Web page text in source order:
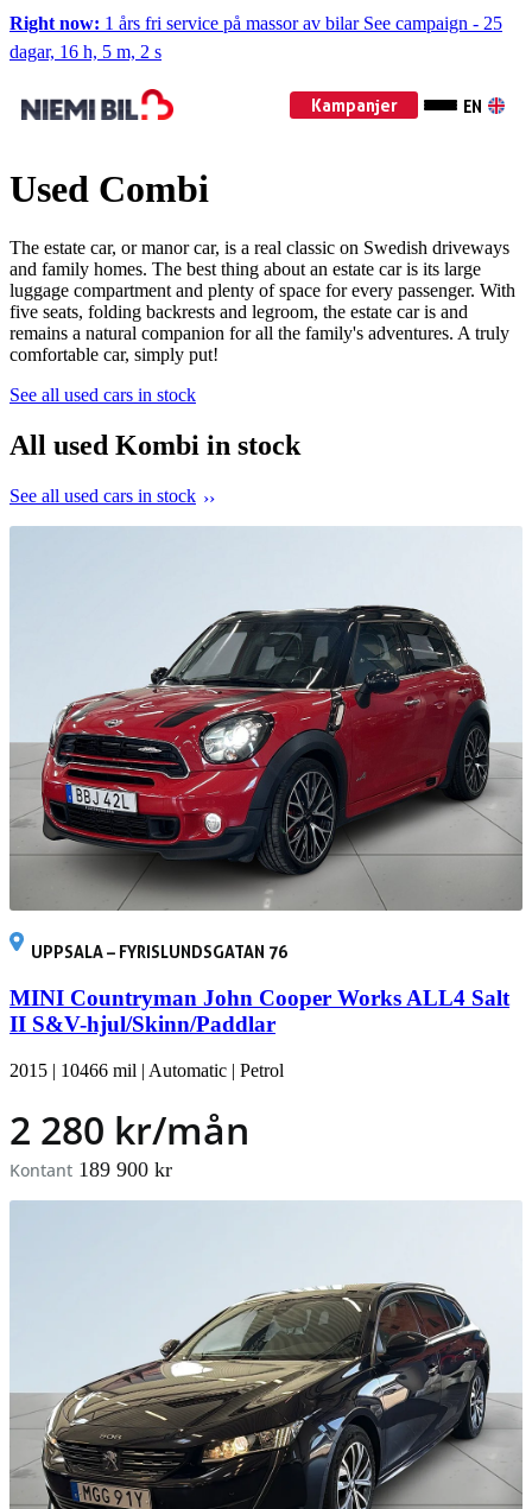
Right now: 1 års fri service på massor av bilar See campaign - 25
dagar, 16 h, 5 m, 0 s
Kampanjer EN
Used Combi
The estate car, or manor car, is a real classic on Swedish driveways
and family homes. The best thing about an estate car is its large
luggage compartment and plenty of space for every passenger. With
five seats, folding backrests and legroom, the estate car is and
remains a natural companion for all the family's adventures. A truly
comfortable car, simply put!
See all used cars in stock
All used Kombi in stock
See all used cars in stock
UPPSALA – FYRISLUNDSGATAN 76
MINI Countryman John Cooper Works ALL4 Salt
II S&V-hjul/Skinn/Paddlar
2015 | 10466 mil | Automatic | Petrol
2 280 kr/mån
Kontant 189 900 kr